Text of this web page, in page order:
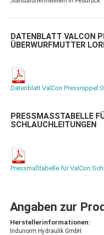
DATENBLATT VALCON
ÜBERWURFMUTTER
Datenblatt ValCon Pressnippel
PRESSMASSTABELLE
CHLAUCHLEITUNGEN
Pressmaßtabelle für ValCon
Angaben zur
Herstellerinformationen:
Indunorm Hydraulik GmbH